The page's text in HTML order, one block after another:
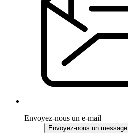
Envoyez-nous un e-mail
Envoyez-nous un message